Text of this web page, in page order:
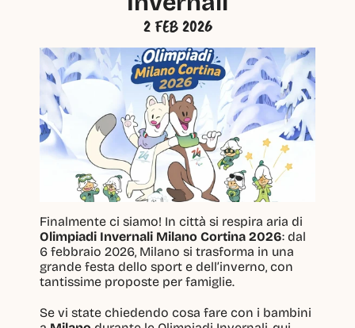
2 FEB 2026
Olimpiadi Invernali Milano Cortina 2026: dal
6 febbraio 2026, Milano si trasforma in una
grande festa dello sport e dell’inverno, con
tantissime proposte per famiglie.
Se vi state chiedendo cosa fare con i bambini